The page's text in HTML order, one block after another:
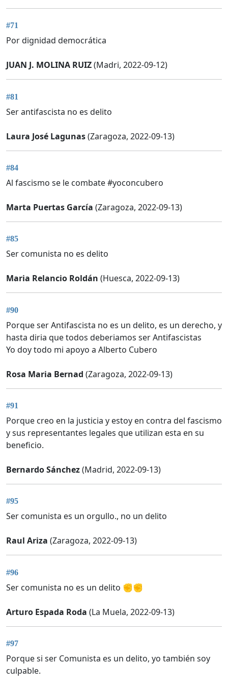
#71
Por dignidad democrática
JUAN J. MOLINA RUIZ(Madri, 2022-09-12)
#81
Ser antifascista no es delito
Laura José Lagunas(Zaragoza, 2022-09-13)
#84
Al fascismo se le combate #yoconcubero
Marta Puertas García (Zaragoza, 2022-09-13)
#85
Ser comunista no es delito
Maria Relancio Roldán (Huesca, 2022-09-13)
#90
Porque ser Antifascista no es un delito, es un derecho, y
hasta diria que todos deberiamos ser Antifascistas
Yo doy todo mi apoyo a Alberto Cubero
Rosa Maria Bernad (Zaragoza, 2022-09-13)
#91
Porque creo en la justicia y estoy en contra del fascismo
y sus representantes legales que utilizan esta en su
beneficio.
Bernardo Sánchez(Madrid, 2022-09-13)
#95
Ser comunista es un orgullo., no un delito
Raul Ariza (Zaragoza, 2022-09-13)
#96
Ser comunista no es un delito ✊✊
Arturo Espada Roda (La Muela, 2022-09-13)
#97
Porque si ser Comunista es un delito, yo también soy
culpable.